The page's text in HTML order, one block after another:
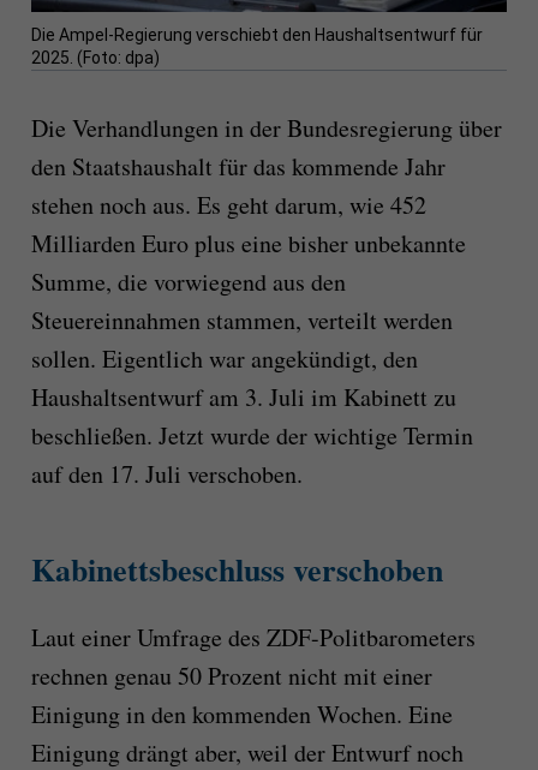
Die Ampel-Regierung verschiebt den Haushaltsentwurf für
2025. (Foto: dpa)
Die Verhandlungen in der Bundesregierung über
den Staatshaushalt für das kommende Jahr
stehen noch aus. Es geht darum, wie 452
Milliarden Euro plus eine bisher unbekannte
Summe, die vorwiegend aus den
Steuereinnahmen stammen, verteilt werden
sollen. Eigentlich war angekündigt, den
Haushaltsentwurf am 3. Juli im Kabinett zu
beschließen. Jetzt wurde der wichtige Termin
auf den 17. Juli verschoben.
Kabinettsbeschluss verschoben
Laut einer Umfrage des ZDF-Politbarometers
rechnen genau 50 Prozent nicht mit einer
Einigung in den kommenden Wochen. Eine
Einigung drängt aber, weil der Entwurf noch